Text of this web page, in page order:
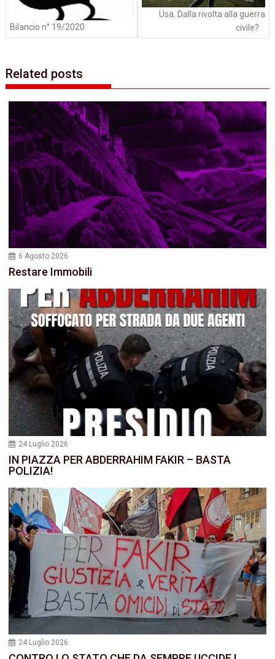
Bilancio n° 19/2020
Usa. Dalla rivolta alla guerra
civile?
Related posts
6 Agosto 2026
Restare Immobili
24 Luglio 2026
IN PIAZZA PER ABDERRAHIM FAKIR – BASTA
POLIZIA!
24 Luglio 2026